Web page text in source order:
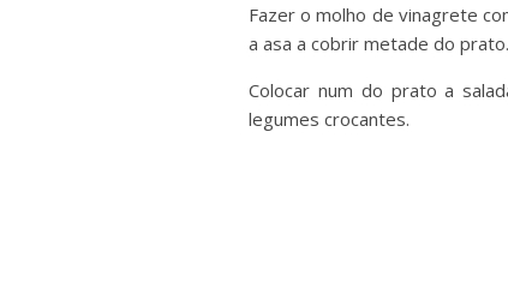
Fazer o molho de vinagrete
a asa a cobrir metade do prato.
Colocar num do prato a
legumes crocantes.